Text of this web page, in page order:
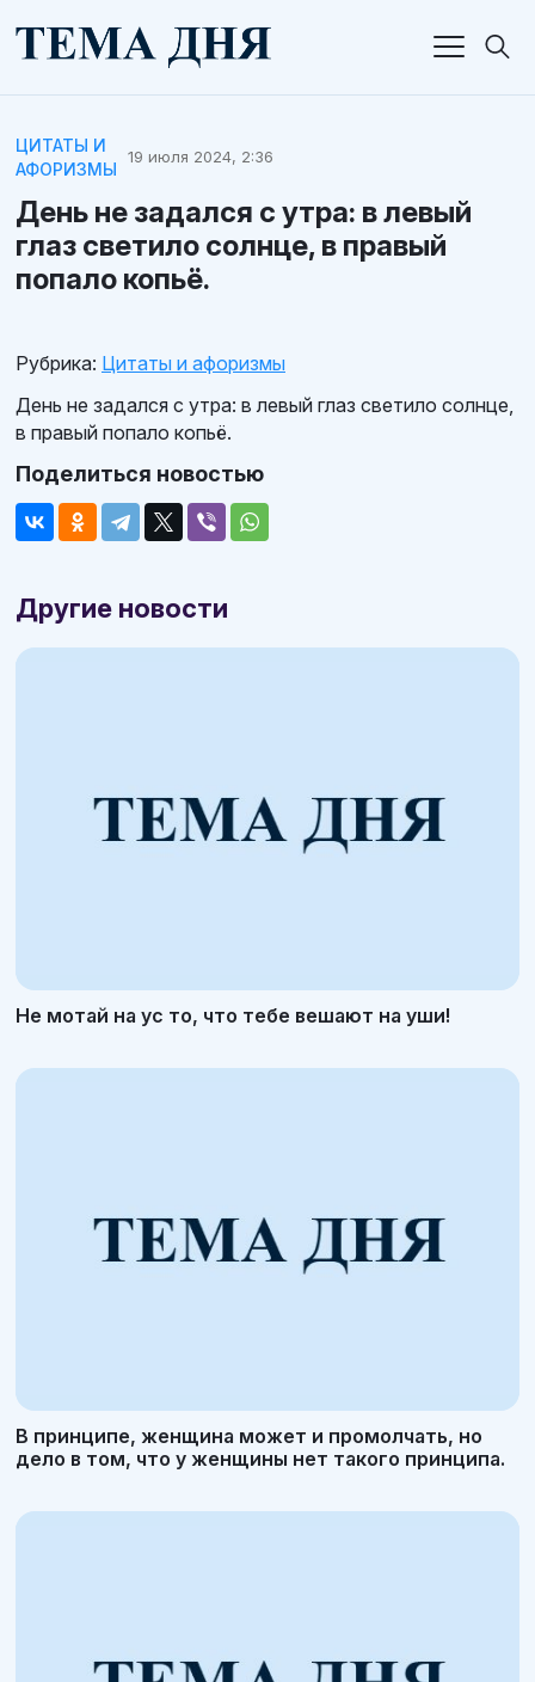
ЦИТАТЫ И
АФОРИЗМЫ
19 июля 2024, 2:36
День не задался с утра: в левый
глаз светило солнце, в правый
попало копьё.
Рубрика: Цитаты и афоризмы
День не задался с утра: в левый глаз светило солнце,
в правый попало копьё.
Поделиться новостью
Другие новости
Не мотай на ус то, что тебе вешают на уши!
В принципе, женщина может и промолчать, но
дело в том, что у женщины нет такого принципа.